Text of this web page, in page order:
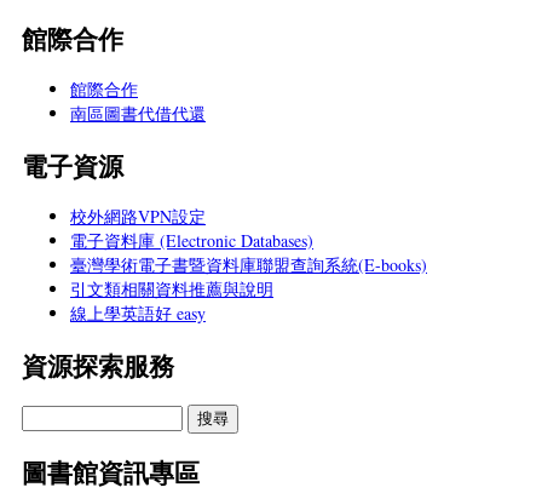
館際合作
館際合作
南區圖書代借代還
電子資源
校外網路VPN設定
電子資料庫 (Electronic Databases)
臺灣學術電子書暨資料庫聯盟查詢系統(E-books)
引文類相關資料推薦與說明
線上學英語好 easy
資源探索服務
圖書館資訊專區